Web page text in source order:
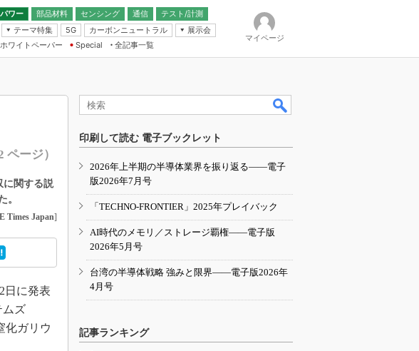
パワー 部品材料 センシング
通信
テスト/計測
テーマ特集
5G カーボンニュートラル
展示会
IoT・エッジコンピューティング
EXPO
TECHNO-FRONTIER
人とくるま展
ホワイトペーパー
Special
全記事一覧
マイページ
ページ）
に関する説
。
Times Japan]
日に発表
ムズ
化ガリウ
印刷して読む 電子ブックレット
2026年上半期の半導体業界を振り返る――電子
版2026年7月号
「TECHNO-FRONTIER」2025年プレイバック
AI時代のメモリ／ストレージ覇権――電子版
2026年5月号
台湾の半導体戦略 強みと限界――電子版2026年
4月号
記事ランキング